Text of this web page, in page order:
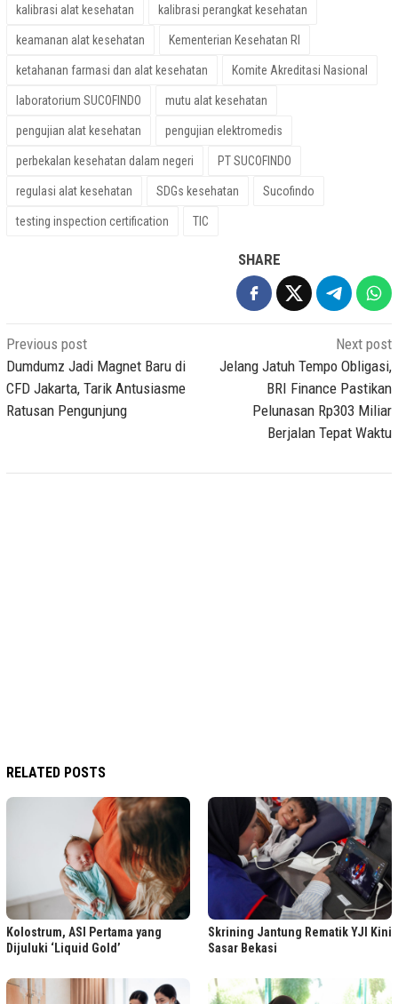
kalibrasi alat kesehatan kalibrasi perangkat kesehatan
keamanan alat kesehatan Kementerian Kesehatan RI
ketahanan farmasi dan alat kesehatan Komite Akreditasi Nasional
laboratorium SUCOFINDO mutu alat kesehatan
pengujian alat kesehatan pengujian elektromedis
perbekalan kesehatan dalam negeri PT SUCOFINDO
regulasi alat kesehatan SDGs kesehatan Sucofindo
testing inspection certification TIC
SHARE
Post
navigation
Previous post
Dumdumz Jadi Magnet Baru di
CFD Jakarta, Tarik Antusiasme
Ratusan Pengunjung
Next post
Jelang Jatuh Tempo Obligasi,
BRI Finance Pastikan
Pelunasan Rp303 Miliar
Berjalan Tepat Waktu
RELATED POSTS
Kolostrum, ASI Pertama yang
Dijuluki ‘Liquid Gold’
Skrining Jantung Rematik YJI Kini
Sasar Bekasi